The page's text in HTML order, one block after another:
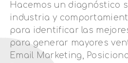
Hacemos un diagnóstico
industria y
para identificar las
para generar mayores
Email Marketing,